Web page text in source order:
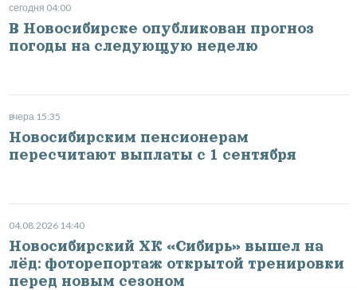
сегодня 04:00
В Новосибирске опубликован прогноз
погоды на следующую неделю
вчера 15:35
Новосибирским пенсионерам
пересчитают выплаты с 1 сентября
04.08.2026 14:40
Новосибирский ХК «Сибирь» вышел на
лёд: фоторепортаж открытой тренировки
перед новым сезоном